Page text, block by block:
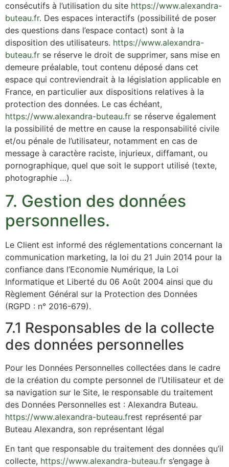
consécutifs à l’utilisation du site https://www.alexandra-
buteau.fr. Des espaces interactifs (possibilité de poser
des questions dans l’espace contact) sont à la
disposition des utilisateurs. https://www.alexandra-
buteau.fr se réserve le droit de supprimer, sans mise en
demeure préalable, tout contenu déposé dans cet
espace qui contreviendrait à la législation applicable en
France, en particulier aux dispositions relatives à la
protection des données. Le cas échéant,
https://www.alexandra-buteau.fr se réserve également
la possibilité de mettre en cause la responsabilité civile
et/ou pénale de l’utilisateur, notamment en cas de
message à caractère raciste, injurieux, diffamant, ou
pornographique, quel que soit le support utilisé (texte,
photographie …).
7. Gestion des données
personnelles.
Le Client est informé des réglementations concernant la
communication marketing, la loi du 21 Juin 2014 pour la
confiance dans l’Economie Numérique, la Loi
Informatique et Liberté du 06 Août 2004 ainsi que du
Règlement Général sur la Protection des Données
(RGPD : n° 2016-679).
7.1 Responsables de la collecte
des données personnelles
Pour les Données Personnelles collectées dans le cadre
de la création du compte personnel de l’Utilisateur et de
sa navigation sur le Site, le responsable du traitement
des Données Personnelles est : Alexandra Buteau.
https://www.alexandra-buteau.frest représenté par
Buteau Alexandra, son représentant légal
En tant que responsable du traitement des données qu’il
collecte, https://www.alexandra-buteau.fr s’engage à